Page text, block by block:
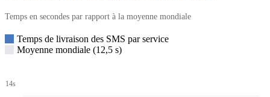
Temps en secondes par rapport à la moyenne mondiale
Temps de livraison des SMS par service
Moyenne mondiale (12,5 s)
14s